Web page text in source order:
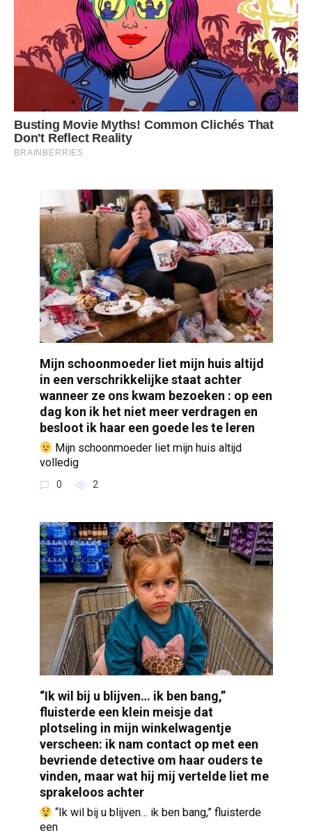
Mijn schoonmoeder liet mijn huis altijd
in een verschrikkelijke staat achter
wanneer ze ons kwam bezoeken : op een
dag kon ik het niet meer verdragen en
besloot ik haar een goede les te leren
Mijn schoonmoeder liet mijn huis altijd
volledig
0 2
“Ik wil bij u blijven… ik ben bang,”
fluisterde een klein meisje dat
plotseling in mijn winkelwagentje
verscheen: ik nam contact op met een
bevriende detective om haar ouders te
vinden, maar wat hij mij vertelde liet me
sprakeloos achter
“Ik wil bij u blijven… ik ben bang,” fluisterde
een